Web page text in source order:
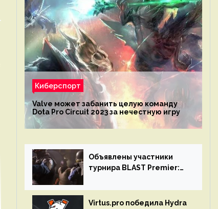
Киберспорт
Valve может забанить целую команду
Dota Pro Circuit 2023 за нечестную игру
Объявлены участники
турнира BLAST Premier:
Virtus.pro победила Hydra